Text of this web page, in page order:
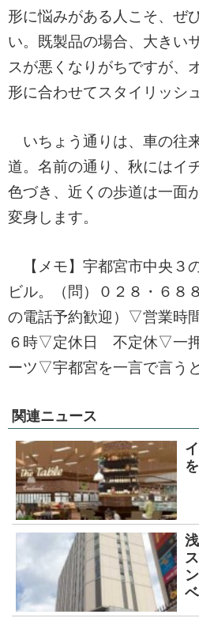
形に悩みがある人こそ、ぜ
い。既製品の場合、大きい
スが悪くなりがちですが、
形に合わせてスタイリッシ
いちょう通りは、車の往
道。名前の通り、秋にはイ
色づき、近くの歩道は一面
変身します。
【メモ】宇都宮市中央３
ビル。（問）０２８・６８
の電話予約歓迎）▽営業時
６時▽定休日 不定休▽一
ーツ▽宇都宮を一言で言う
関連ニュース